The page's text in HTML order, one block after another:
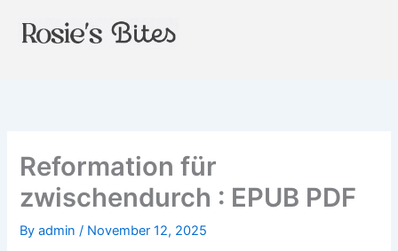
Reformation für
zwischendurch : EPUB PDF
Byadmin/ November 12, 2025